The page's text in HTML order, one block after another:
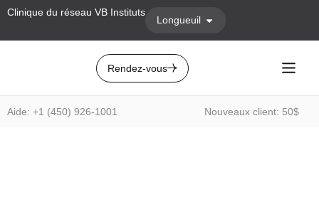
Clinique du réseau VB Instituts
Longueuil
Rendez-vous
Aide: +1 (450) 926-1001 Nouveaux client: 50$